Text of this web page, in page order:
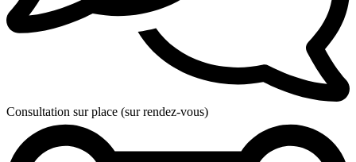
Consultation sur place (sur rendez-vous)